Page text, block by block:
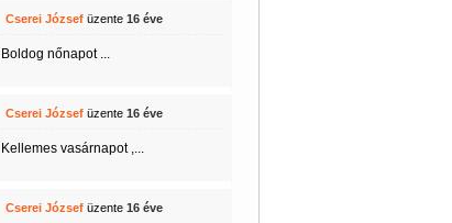
Cserei Józsefüzente 16 éve
Boldog nőnapot ...
Cserei Józsefüzente 16 éve
Kellemes vasárnapot ,...
Cserei Józsefüzente 16 éve